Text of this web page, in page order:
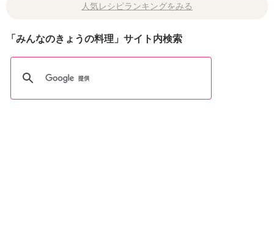
人気レシピランキングをみる
「みんなのきょうの料理」サイト内検索